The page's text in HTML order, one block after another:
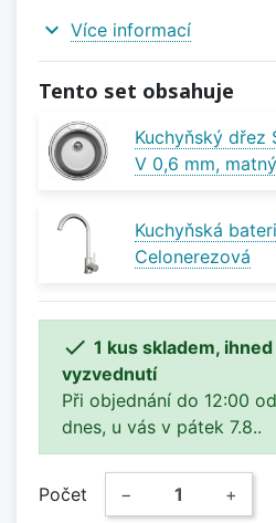
expand_more Více informací
Tento set obsahuje
Kuchyňský dřez
V 0,6 mm, matný
Kuchyňská
Celonerezová
 1 kus skladem,
vyzvednutí
Při objednání do 12:00
dnes, u vás v pátek 7.8..
Počet − +